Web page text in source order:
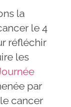
la
le 4
réfléchir
les
par
cancer